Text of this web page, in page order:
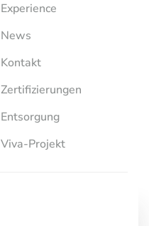
Experience
News
Kontakt
Zertifizierungen
Entsorgung
Viva-Projekt